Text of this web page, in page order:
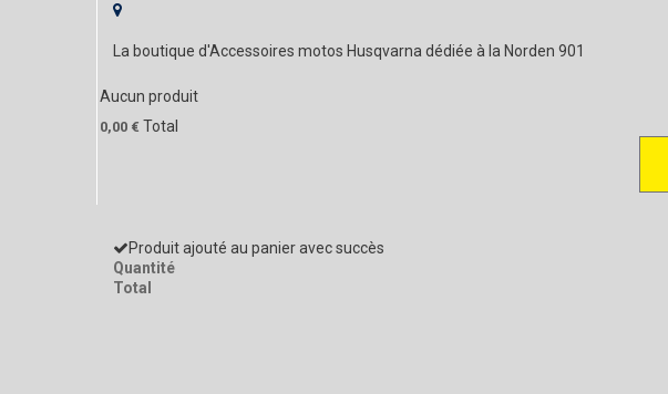
La boutique d'Accessoires motos Husqvarna dédiée à la Norden 901
Aucun produit
0,00 € Total
Produit ajouté au panier avec succès
Quantité
Total